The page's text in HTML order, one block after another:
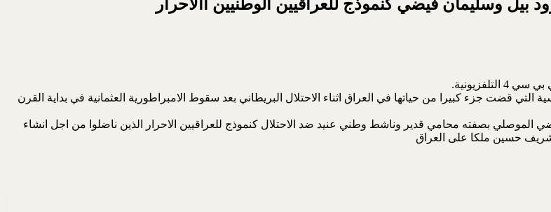
بيل وسليمان فيضي كنموذج للعراقيين الوطنيين االاحرار
التي قضت جزء كبيرا من حياتها في العراق اثناء الاحتلال البريطاني بعد سقوط الامبراطورية العثمانية في بداية القرن
الموصلي بصفته محامي قدير وناشط وطني عنيد ضد الاحتلال كنموذج للعراقيين الاحرار الذين ناضلوا من اجل انشاء